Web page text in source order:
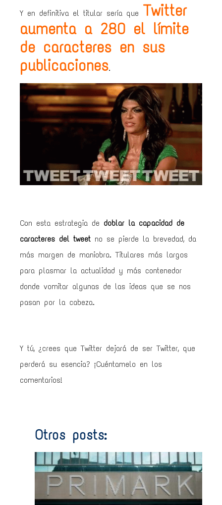
Y en definitiva el titular sería que Twitter
aumenta a 280 el límite
de caracteres en sus
publicaciones.
Con esta estrategia de doblar la capacidad de
caracteres del tweet no se pierde la brevedad, da
más margen de maniobra. Titulares más largos
para plasmar la actualidad y más contenedor
donde vomitar algunas de las ideas que se nos
pasan por la cabeza.
Y tú, ¿crees que Twitter dejará de ser Twitter, que
perderá su esencia? ¡Cuéntamelo en los
comentarios!
Otros posts: